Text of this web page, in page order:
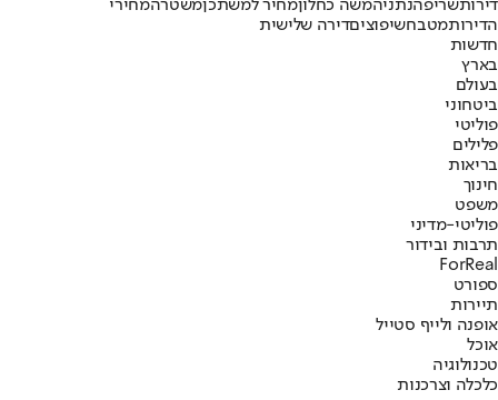
דירותשריפהנתניהמשה כחלוןמחיר למשתכןמשטרהמחירי
הדירותמטבחשיפוציםדירה שלישית
חדשות
בארץ
בעולם
ביטחוני
פוליטי
פלילים
בריאות
חינוך
משפט
פוליטי-מדיני
תרבות ובידור
ForReal
ספורט
תיירות
אופנה ולייף סטייל
אוכל
טכנולוגיה
כלכלה וצרכנות